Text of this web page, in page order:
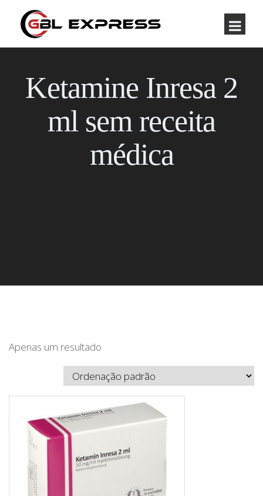
Ketamine Inresa 2
ml sem receita
médica
Apenas um resultado